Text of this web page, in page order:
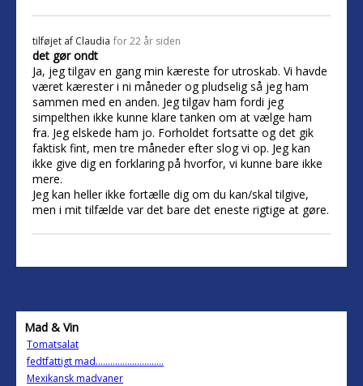
tilføjet af Claudia for 22 år siden
det gør ondt
Ja, jeg tilgav en gang min kæreste for utroskab. Vi havde
været kærester i ni måneder og pludselig så jeg ham
sammen med en anden. Jeg tilgav ham fordi jeg
simpelthen ikke kunne klare tanken om at vælge ham
fra. Jeg elskede ham jo. Forholdet fortsatte og det gik
faktisk fint, men tre måneder efter slog vi op. Jeg kan
ikke give dig en forklaring på hvorfor, vi kunne bare ikke
mere.
Jeg kan heller ikke fortælle dig om du kan/skal tilgive,
men i mit tilfælde var det bare det eneste rigtige at gøre.
Mad & Vin
Tomatsalat
fedtfattigt mad............................
Mexikansk madvaner